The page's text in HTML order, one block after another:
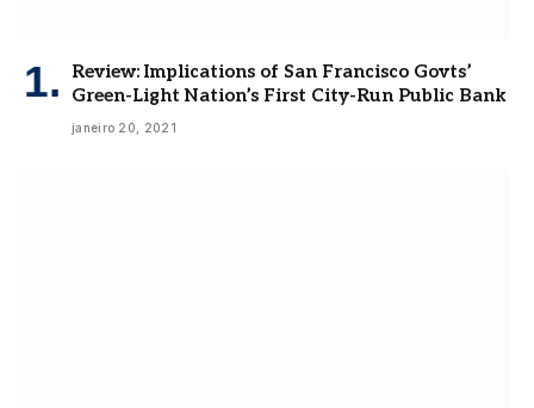
Review: Implications of San Francisco Govts’
Green-Light Nation’s First City-Run Public Bank
janeiro 20, 2021